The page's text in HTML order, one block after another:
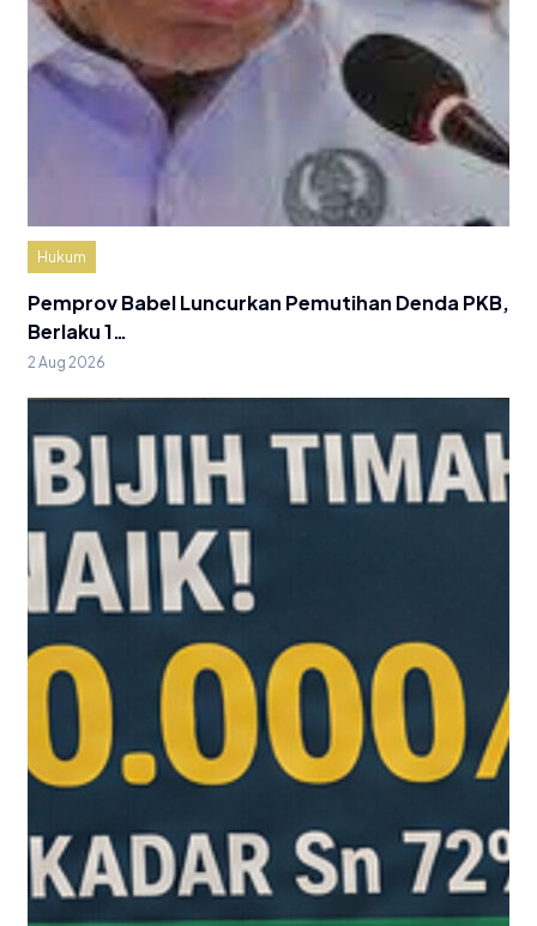
Hukum
Pemprov Babel Luncurkan Pemutihan Denda PKB,
Berlaku 1…
2 Aug 2026